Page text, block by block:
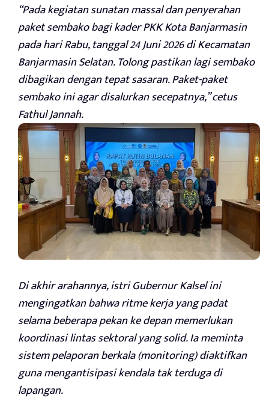
“Pada kegiatan sunatan massal dan penyerahan
paket sembako bagi kader PKK Kota Banjarmasin
pada hari Rabu, tanggal 24 Juni 2026 di Kecamatan
Banjarmasin Selatan. Tolong pastikan lagi sembako
dibagikan dengan tepat sasaran. Paket-paket
sembako ini agar disalurkan secepatnya,” cetus
Fathul Jannah.
Di akhir arahannya, istri Gubernur Kalsel ini
mengingatkan bahwa ritme kerja yang padat
selama beberapa pekan ke depan memerlukan
koordinasi lintas sektoral yang solid. Ia meminta
sistem pelaporan berkala (monitoring) diaktifkan
guna mengantisipasi kendala tak terduga di
lapangan.